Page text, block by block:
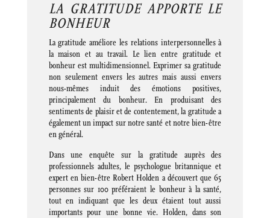
LA GRATITUDE APPORTE LE
BONHEUR
La gratitude améliore les relations interpersonnelles à
la maison et au travail. Le lien entre gratitude et
bonheur est multidimensionnel. Exprimer sa gratitude
non seulement envers les autres mais aussi envers
nous-mêmes induit des émotions positives,
principalement du bonheur. En produisant des
sentiments de plaisir et de contentement, la gratitude a
également un impact sur notre santé et notre bien-être
en général.
Dans une enquête sur la gratitude auprès des
professionnels adultes, le psychologue britannique et
expert en bien-être Robert Holden a découvert que 65
personnes sur 100 préféraient le bonheur à la santé,
tout en indiquant que les deux étaient tout aussi
importants pour une bonne vie. Holden, dans son